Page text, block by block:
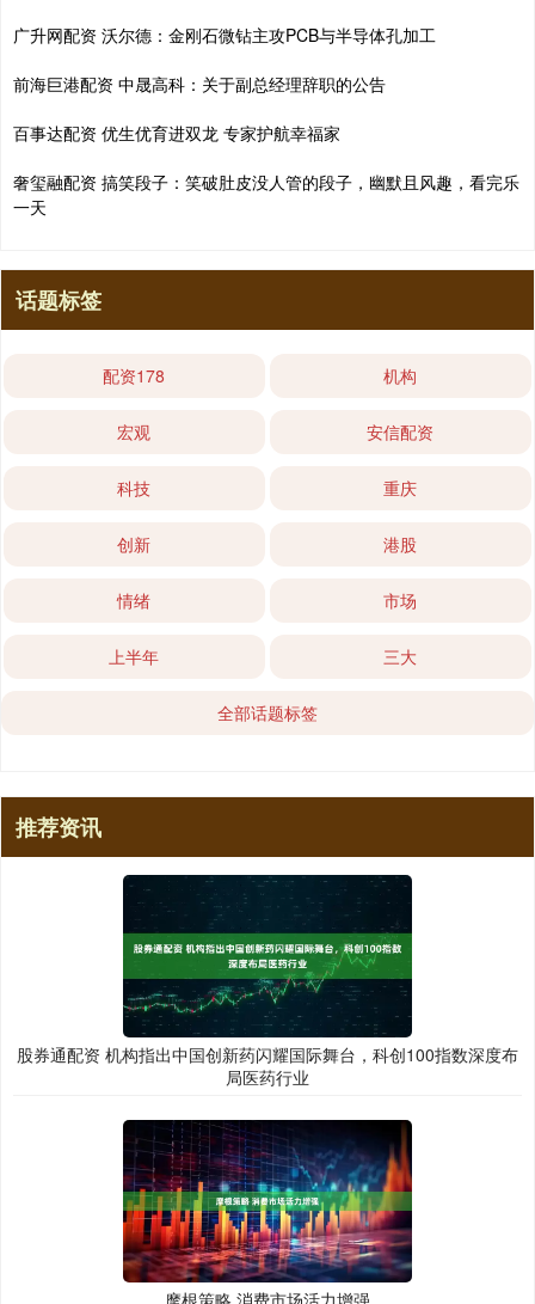
广升网配资 沃尔德：金刚石微钻主攻PCB与半导体孔加工
前海巨港配资 中晟高科：关于副总经理辞职的公告
百事达配资 优生优育进双龙 专家护航幸福家
奢玺融配资 搞笑段子：笑破肚皮没人管的段子，幽默且风趣，看完乐
一天
话题标签
配资178 机构
宏观 安信配资
科技 重庆
创新 港股
情绪 市场
上半年 三大
全部话题标签
推荐资讯
股券通配资 机构指出中国创新药闪耀国际舞台，科创100指数深度布
局医药行业